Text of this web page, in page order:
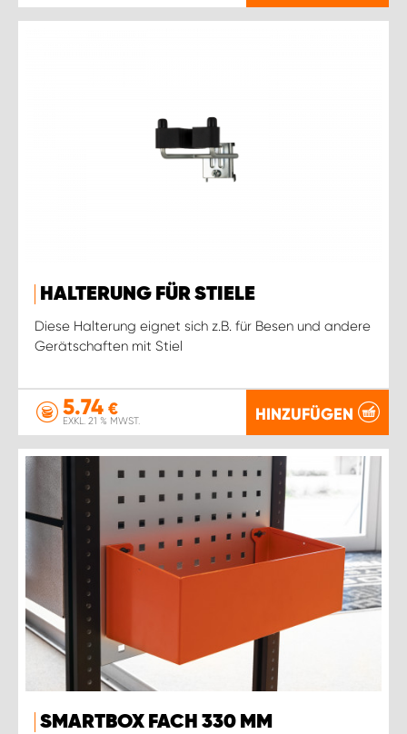
HALTERUNG FÜR STIELE
Diese Halterung eignet sich z.B. für Besen und andere
Gerätschaften mit Stiel
5.74 €
EXKL. 21 % MWST. HINZUFÜGEN
SMARTBOX FACH 330 MM